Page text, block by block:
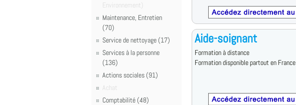
Environnement)
Maintenance, Entretien
(70)
Service de nettoyage (17)
Services à la personne
(136)
Actions sociales (91)
Achat
Comptabilité (48)
Aide-soignant
Formation à distance
Formation disponible partout en France